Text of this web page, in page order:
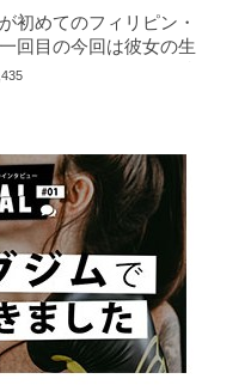
初めてのフィリピン・
回目の今回は彼女の生
おもしろおかしく聞か